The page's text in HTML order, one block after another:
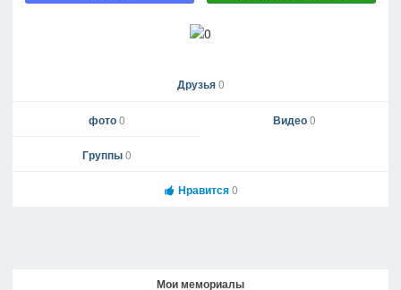
Друзья0
фото0 Видео0
Группы0
Нравится0
Мои мемориалы